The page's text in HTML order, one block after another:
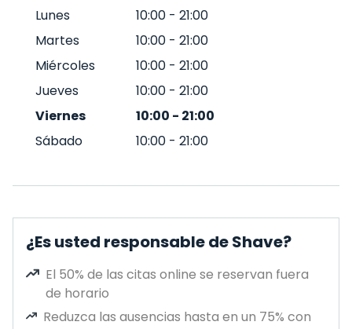
Lunes
10:00 - 21:00
Martes
10:00 - 21:00
Miércoles
10:00 - 21:00
Jueves
10:00 - 21:00
Viernes
10:00 - 21:00
Sábado
10:00 - 21:00
¿Es usted responsable de Shave?
El 50% de las citas online se reservan fuera
de horario
Reduzca las ausencias hasta en un 75% con